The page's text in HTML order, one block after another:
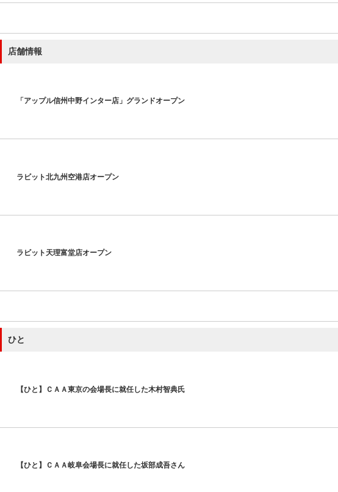
店舗情報
「アップル信州中野インター店」グランドオープン
ラビット北九州空港店オープン
ラビット天理富堂店オープン
ひと
【ひと】ＣＡＡ東京の会場長に就任した木村智典氏
【ひと】ＣＡＡ岐阜会場長に就任した坂部成吾さん